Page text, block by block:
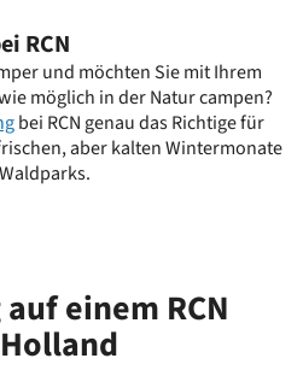
RCN
und möchten Sie mit Ihrem
möglich in der Natur campen?
bei RCN genau das Richtige für
aber kalten Wintermonate
einem RCN